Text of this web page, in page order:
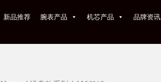
新品推荐 腕表产品 机芯产品 品牌资讯